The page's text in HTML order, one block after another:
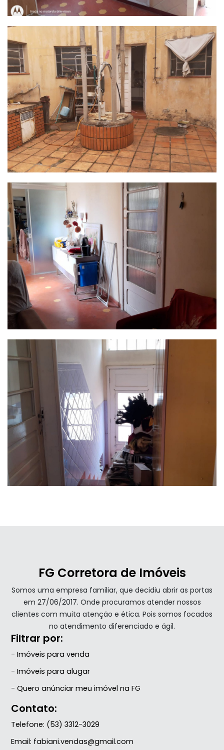
FG Corretora de Imóveis
Somos uma empresa familiar, que decidiu abrir as portas
em 27/06/2017. Onde procuramos atender nossos
clientes com muita atenção e ética. Pois somos focados
no atendimento diferenciado e ágil.
Filtrar por:
- Imóveis para venda
- Imóveis para alugar
- Quero anúnciar meu imóvel na FG
Contato:
Telefone: (53) 3312-3029
Email: fabiani.vendas@gmail.com